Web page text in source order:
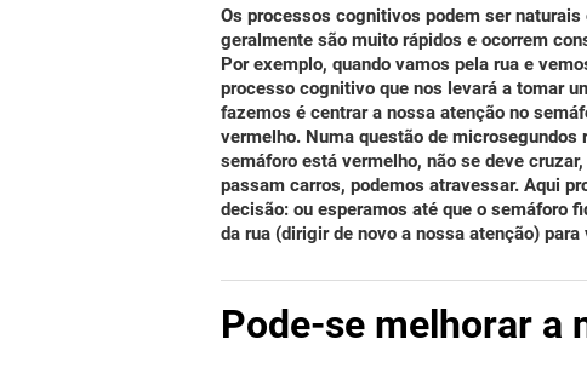
Os processos cognitivos podem ser
geralmente são muito rápidos e ocorrem
Por exemplo, quando vamos pela rua e
processo cognitivo que nos levará a tomar
fazemos é centrar a nossa atenção no
vermelho. Numa questão de microsegundos
semáforo está vermelho, não se deve
passam carros, podemos atravessar. Aqui
decisão: ou esperamos até que o semáforo
da rua (dirigir de novo a nossa atenção)
Pode-se melhorar a